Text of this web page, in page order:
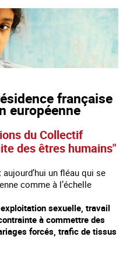
française
européenne
du Collectif
des êtres humains"
un fléau qui se
comme à l’échelle
exploitation sexuelle, travail
à commettre des
forcés, trafic de tissus